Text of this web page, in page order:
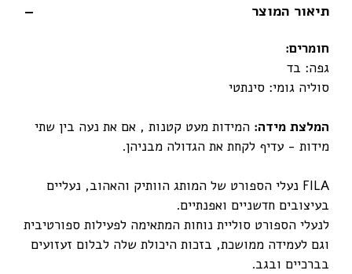
תיאור המוצר
חומרים:
גפה: בד
סוליה גומי: סינתטי
המלצת מידה: המידות מעט קטנות , אם את נעה בין שתי
מידות - עדיף לקחת את הגדולה מבניהן.
FILA נעלי הספורט של המותג הוותיק והאהוב, נעליים
בעיצובים חדשניים ואפנתיים.
לנעלי הספורט סוליית נוחות המתאימה לפעילות ספורטיבית
וגם לעמידה ממושכת, בזכות היכולת שלה לבלום זעזועים
בברכיים ובגב.